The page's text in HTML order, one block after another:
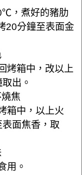
，煮好的豬肋
20分鐘至表面金
烤箱中，改以上
出。
焦
箱中，以上火
面焦香，取
用。